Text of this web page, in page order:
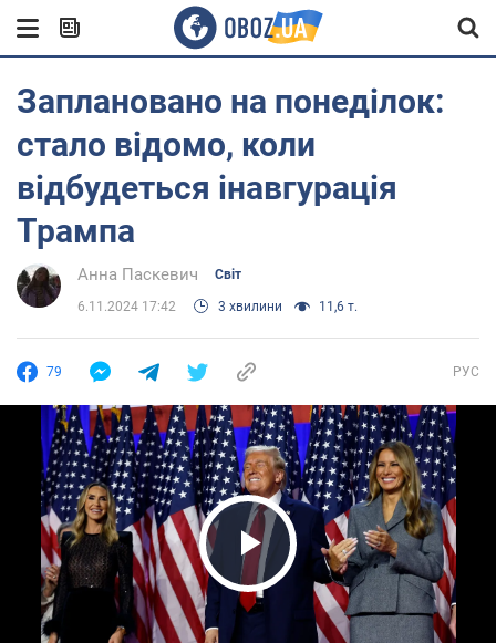
Заплановано на понеділок:
стало відомо, коли
відбудеться інавгурація
Трампа
Анна Паскевич Світ
6.11.2024 17:42 3 хвилини 11,6 т.
79 РУС
Play Video